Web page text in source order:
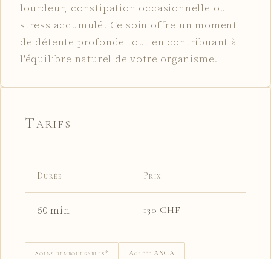
lourdeur, constipation occasionnelle ou
stress accumulé. Ce soin offre un moment
de détente profonde tout en contribuant à
l'équilibre naturel de votre organisme.
Tarifs
Durée Prix
60 min 130 CHF
Soins remboursables* Agréée ASCA